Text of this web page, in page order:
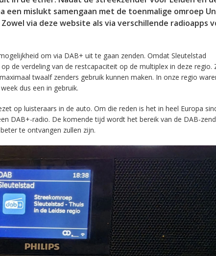
mislukt samengaan met de toenmalige omroep
via deze website als via verschillende radioapps
om via DAB+ uit te gaan zenden. Omdat Sleutelstad
de verdeling van de restcapaciteit op de multiplex in deze regio.
twaalf zenders gebruik kunnen maken. In onze regio
dus een in gebruik.
op luisteraars in de auto. Om die reden is het in heel Europa
DAB+-radio. De komende tijd wordt het bereik van de DAB-
te ontvangen zullen zijn.